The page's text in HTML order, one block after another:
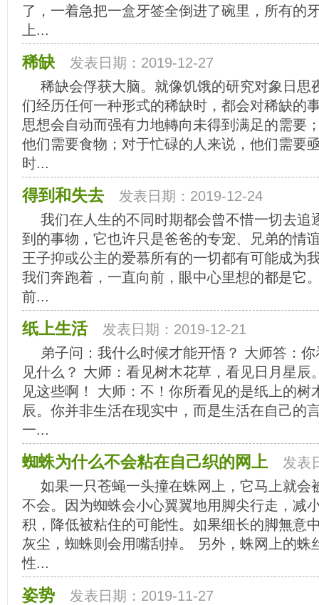
了，一着急把一盒牙签全倒进了碗里，所有的
上...
稀缺
发表日期：2019-12-27
稀缺会俘获大脑。就像饥饿的研究对象日思
们经历任何一种形式的稀缺时，都会对稀缺的
思想会自动而强有力地轉向未得到满足的需要
他们需要食物；对于忙碌的人来说，他们需要
时...
得到和失去
发表日期：2019-12-24
我们在人生的不同时期都会曾不惜一切去追
到的事物，它也许只是爸爸的专宠、兄弟的情
王子抑或公主的爱慕所有的一切都有可能成为
我们奔跑着，一直向前，眼中心里想的都是它
前...
纸上生活
发表日期：2019-12-21
弟子问：我什么时候才能开悟？ 大师答：
见什么？ 大师：看见树木花草，看见日月星辰
见这些啊！ 大师：不！你所看见的是纸上的树
辰。你并非生活在现实中，而是生活在自己的
一...
蜘蛛为什么不会粘在自己织的网上
发表
如果一只苍蝇一头撞在蛛网上，它马上就会
不会。因为蜘蛛会小心翼翼地用脚尖行走，减
积，降低被粘住的可能性。如果细长的脚無意
灰尘，蜘蛛则会用嘴刮掉。 另外，蛛网上的蛛
性...
姿势
发表日期：2019-11-27